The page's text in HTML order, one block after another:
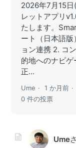
2026年7月15
レットアプリ
たします。
ート（日本語版
ョン連携 2. コ
的地へのナビ
正...
Ume 1 か月前
0 件の投票
Ume